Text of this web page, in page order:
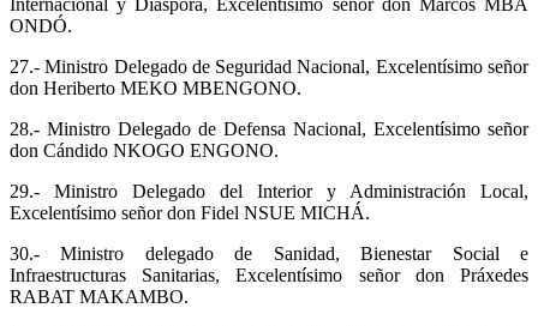
Internacional y Diáspora, Excelentísimo señor don Marcos MBA
ONDÓ.
27.- Ministro Delegado de Seguridad Nacional, Excelentísimo señor
don Heriberto MEKO MBENGONO.
28.- Ministro Delegado de Defensa Nacional, Excelentísimo señor
don Cándido NKOGO ENGONO.
29.- Ministro Delegado del Interior y Administración Local,
Excelentísimo señor don Fidel NSUE MICHÁ.
30.- Ministro delegado de Sanidad, Bienestar Social e
Infraestructuras Sanitarias, Excelentísimo señor don Práxedes
RABAT MAKAMBO.